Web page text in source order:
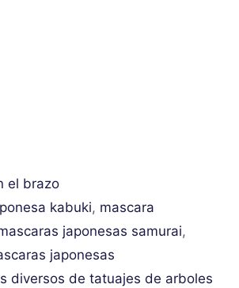
el brazo
kabuki, mascara
japonesas samurai,
japonesas
diversos de tatuajes de arboles